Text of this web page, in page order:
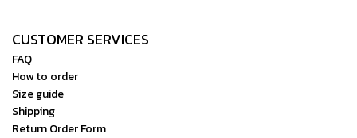
CUSTOMER SERVICES
FAQ
How to order
Size guide
Shipping
Return Order Form